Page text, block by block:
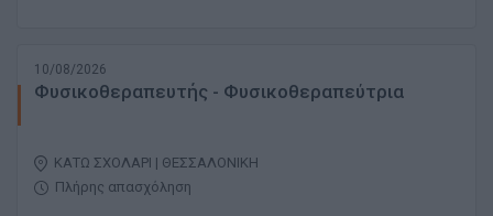
10/08/2026
Φυσικοθεραπευτής - Φυσικοθεραπεύτρια
ΚΑΤΩ ΣΧΟΛΑΡΙ | ΘΕΣΣΑΛΟΝΙΚΗ
Πλήρης απασχόληση